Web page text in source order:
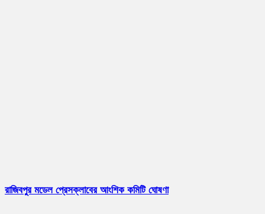
রাজিবপুর মডেল প্রেসক্লাবের আংশিক কমিটি ঘোষণা